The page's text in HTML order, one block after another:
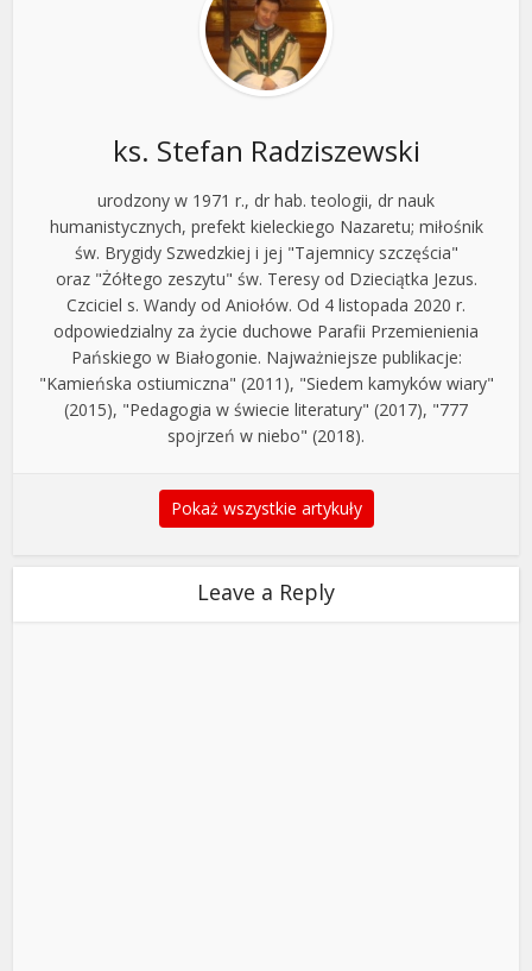
ks. Stefan Radziszewski
urodzony w 1971 r., dr hab. teologii, dr nauk
humanistycznych, prefekt kieleckiego Nazaretu; miłośnik
św. Brygidy Szwedzkiej i jej "Tajemnicy szczęścia"
oraz "Żółtego zeszytu" św. Teresy od Dzieciątka Jezus.
Czciciel s. Wandy od Aniołów. Od 4 listopada 2020 r.
odpowiedzialny za życie duchowe Parafii Przemienienia
Pańskiego w Białogonie. Najważniejsze publikacje:
"Kamieńska ostiumiczna" (2011), "Siedem kamyków wiary"
(2015), "Pedagogia w świecie literatury" (2017), "777
spojrzeń w niebo" (2018).
Pokaż wszystkie artykuły
Leave a Reply